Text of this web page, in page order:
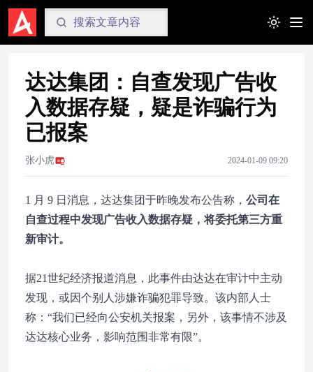
Toggle
达达集团：自查发现广告收
入数据存疑，疑是诈骗行为
已报案
张小虎 2024-01-09 09:20
1 月 9 日消息，达达集团于昨晚发布公告称， 公司在
自查过程中发现广告收入数据存疑，将委托第三方重
新审计。
据21世纪经济报道消息，此事件由达达在审计中主动
发现，或因个别人涉嫌诈骗犯罪导致。该内部人士
称：“我们已经向公安机关报案，另外，该事情不涉及
达达核心业务，影响范围非常有限”。